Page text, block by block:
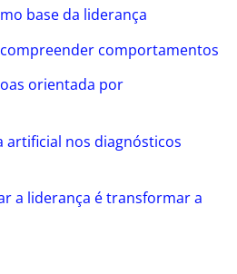
base da liderança
comportamentos
orientada por
artificial nos diagnósticos
a liderança é transformar a